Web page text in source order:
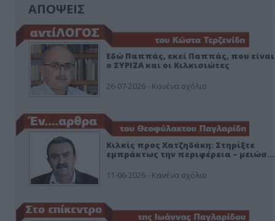
ΑΠΟΨΕΙΣ
Εδώ Παππάς, εκεί Παππάς, που είναι
ο ΣΥΡΙΖΑ και οι Κιλκισιώτες
26-07-2026 - Κανένα σχόλιο
Κιλκίς προς Χατζηδάκη: Στηρίξτε
εμπράκτως την περιφέρεια – μειώσ…
11-06-2026 - Κανένα σχόλιο